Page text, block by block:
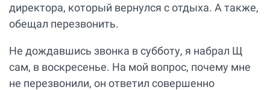
директора, который вернулся с отдыха. А также,
обещал перезвонить.
Не дождавшись звонка в субботу, я набрал Щ
сам, в воскресенье. На мой вопрос, почему мне
не перезвонили, он ответил совершенно